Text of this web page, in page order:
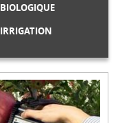
BIOLOGIQUE
IRRIGATION